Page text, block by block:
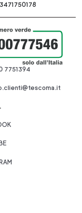
7751394